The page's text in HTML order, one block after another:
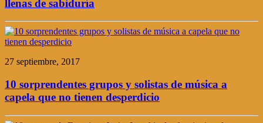
llenas de sabiduría
27 septiembre, 2017
10 sorprendentes grupos y solistas de música a
capela que no tienen desperdicio